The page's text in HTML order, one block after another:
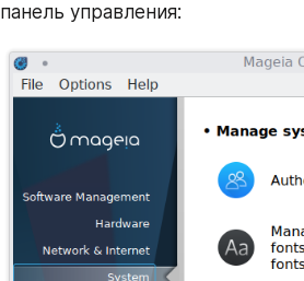
панель управления: